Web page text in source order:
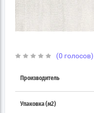
(0 голосов)
Производитель
Упаковка (м2)